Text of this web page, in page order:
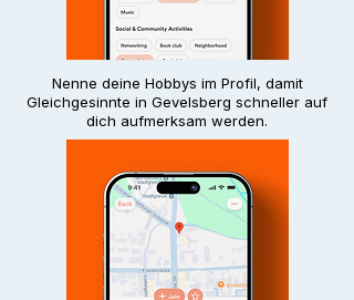
Nenne deine Hobbys im Profil, damit
Gleichgesinnte in Gevelsberg schneller auf
dich aufmerksam werden.